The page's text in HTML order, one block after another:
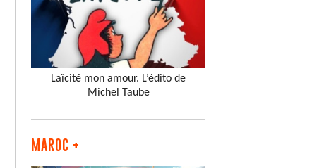
Laïcité mon amour. L’édito de
Michel Taube
MAROC +